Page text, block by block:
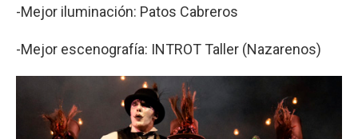
-Mejor iluminación: Patos Cabreros
-Mejor escenografía: INTROT Taller (Nazarenos)